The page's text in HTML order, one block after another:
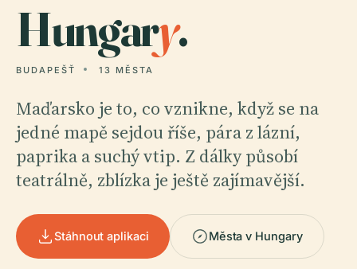
Hungary.
BUDAPEŠŤ 13 MĚSTA
Maďarsko je to, co vznikne, když se na
jedné mapě sejdou říše, pára z lázní,
paprika a suchý vtip. Z dálky působí
teatrálně, zblízka je ještě zajímavější.
Stáhnout aplikaci Města v Hungary